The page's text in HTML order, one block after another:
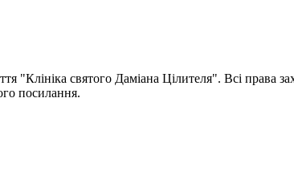
"Клініка святого Даміана Цілителя". Всі права
посилання.